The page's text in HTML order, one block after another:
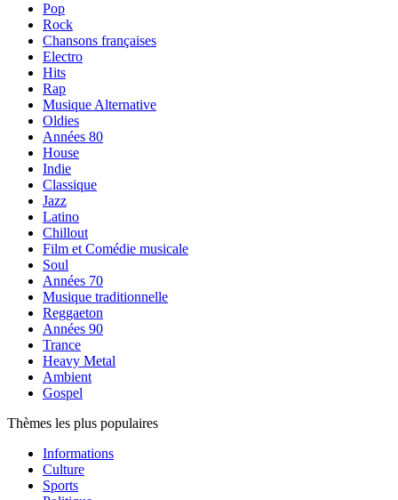
Pop
Rock
Chansons françaises
Electro
Hits
Rap
Musique Alternative
Oldies
Années 80
House
Indie
Classique
Jazz
Latino
Chillout
Film et Comédie musicale
Soul
Années 70
Musique traditionnelle
Reggaeton
Années 90
Trance
Heavy Metal
Ambient
Gospel
Thèmes les plus populaires
Informations
Culture
Sports